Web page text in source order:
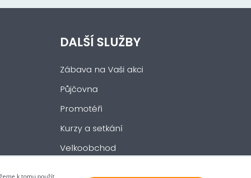
DALŠÍ SLUŽBY
Zábava na Vaši akci
Půjčovna
Promotéři
Kurzy a setkání
Velkoobchod
k tomu použít